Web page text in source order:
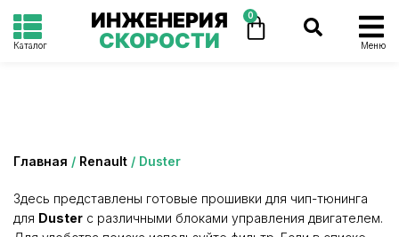
Каталог
ИНЖЕНЕРИЯ
СКОРОСТИ
0
Меню
Главная / Renault / Duster
Здесь представлены готовые прошивки для чип-тюнинга
для Duster с различными блоками управления двигателем.